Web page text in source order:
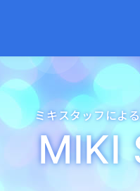
ミキスタッフによる
MIKI